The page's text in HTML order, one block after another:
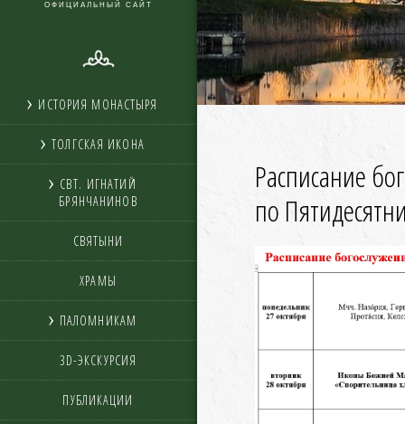
ОФИЦИАЛЬНЫЙ САЙТ
ИСТОРИЯ МОНАСТЫРЯ
ТОЛГСКАЯ ИКОНА
СВТ. ИГНАТИЙ
БРЯНЧАНИНОВ
СВЯТЫНИ
ХРАМЫ
ПАЛОМНИКАМ
3D-ЭКСКУРСИЯ
ПУБЛИКАЦИИ
Расписание
по